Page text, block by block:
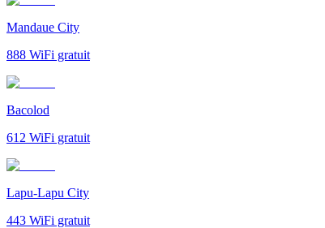
Mandaue City
888 WiFi gratuit
Bacolod
612 WiFi gratuit
Lapu-Lapu City
443 WiFi gratuit